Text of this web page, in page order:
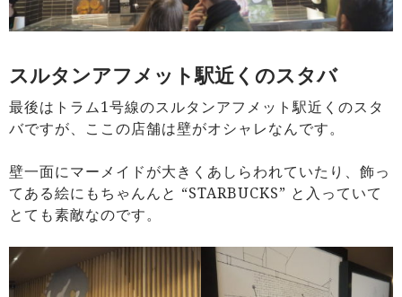
スルタンアフメット駅近くのスタバ
最後はトラム1号線のスルタンアフメット駅近くのスタ
バですが、ここの店舗は壁がオシャレなんです。
壁一面にマーメイドが大きくあしらわれていたり、飾っ
てある絵にもちゃんんと “STARBUCKS” と入っていて
とても素敵なのです。